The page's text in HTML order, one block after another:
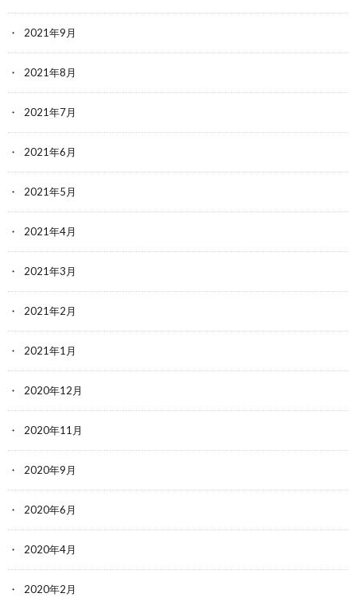
2021年9月
2021年8月
2021年7月
2021年6月
2021年5月
2021年4月
2021年3月
2021年2月
2021年1月
2020年12月
2020年11月
2020年9月
2020年6月
2020年4月
2020年2月